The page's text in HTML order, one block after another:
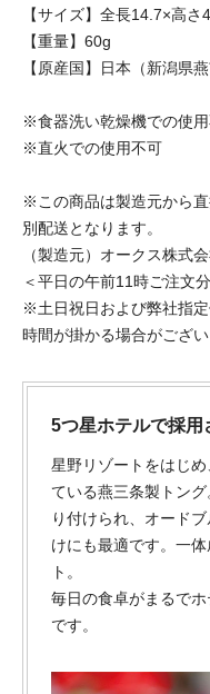
【サイズ】全長14.7×高さ
【重量】60g
【原産国】日本（新潟県燕
※食器洗い乾燥機での使
※直火での使用不可
※この商品は製造元から
別配送となります。
（製造元）オークス株式
＜平日の午前11時ご注文
※土日祝日および弊社指
時間が掛かる場合がござ
5つ星ホテルで採用
星野リゾートをはじ
ている燕三条製トング
り付けられ、オード
けにも最適です。一
ト。
毎日の食卓がまるで
です。